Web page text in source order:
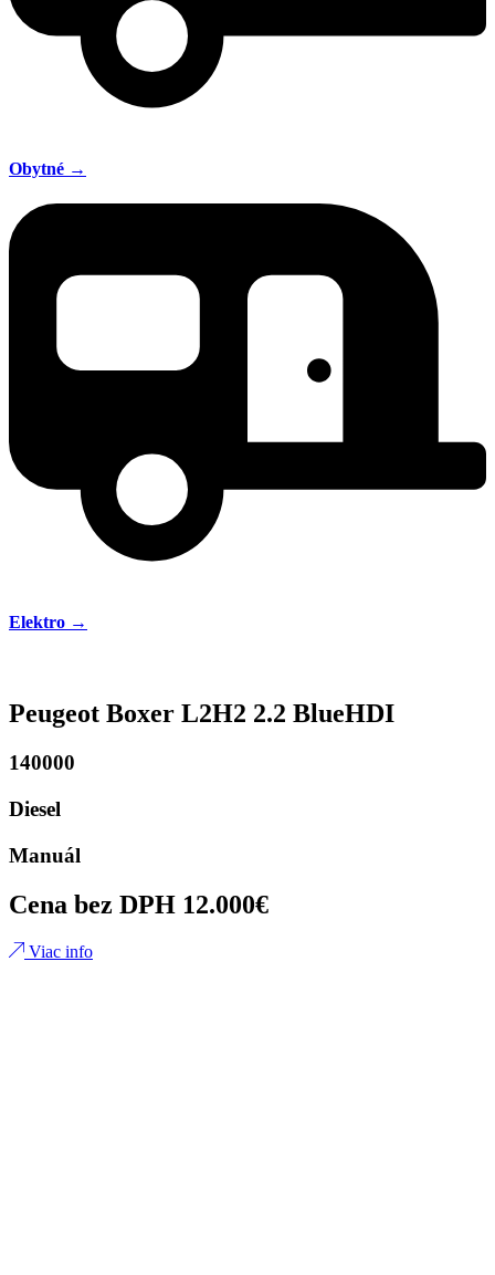
Obytné →
Elektro →
Peugeot Boxer L2H2 2.2 BlueHDI
140000
Diesel
Manuál
Cena bez DPH 12.000€
Viac info